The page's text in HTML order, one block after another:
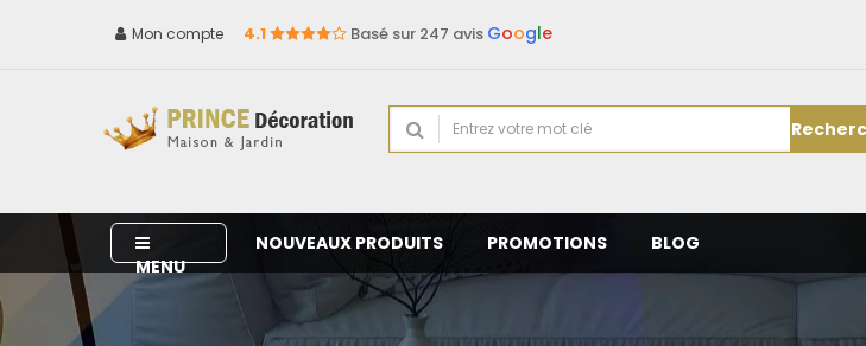
Mon compte 4.1 Basé sur 247 avis Google
MENU
NOUVEAUX PRODUITS PROMOTIONS BLOG